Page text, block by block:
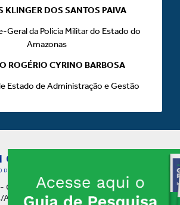
KLINGER DOS SANTOS PAIVA
Geral da Polícia Militar do Estado do
Amazonas
ROGÉRIO CYRINO BARBOSA
Estado de Administração e Gestão
Centro